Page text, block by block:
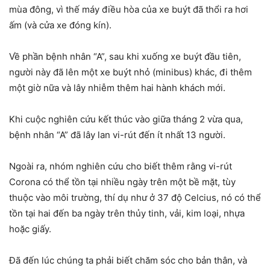
mùa đông, vì thế máy điều hòa của xe buýt đã thổi ra hơi
ấm (và cửa xe đóng kín).
Về phần bệnh nhân “A”, sau khi xuống xe buýt đầu tiên,
người này đã lên một xe buýt nhỏ (minibus) khác, đi thêm
một giờ nữa và lây nhiễm thêm hai hành khách mới.
Khi cuộc nghiên cứu kết thúc vào giữa tháng 2 vừa qua,
bệnh nhân “A” đã lây lan vi-rút đến ít nhất 13 người.
Ngoài ra, nhóm nghiên cứu cho biết thêm rằng vi-rút
Corona có thể tồn tại nhiều ngày trên một bề mặt, tùy
thuộc vào môi trường, thí dụ như ở 37 độ Celcius, nó có thể
tồn tại hai đến ba ngày trên thủy tinh, vải, kim loại, nhựa
hoặc giấy.
Đã đến lúc chúng ta phải biết chăm sóc cho bản thân, và